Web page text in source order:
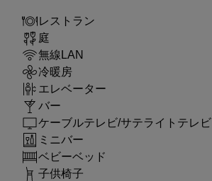
レストラン
庭
無線LAN
冷暖房
エレベーター
バー
ケーブルテレビ/サテライトテレビ
ミニバー
ベビーベッド
子供椅子